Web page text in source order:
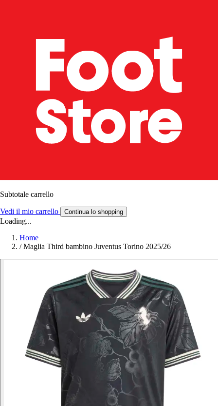
Subtotale carrello
Vedi il mio carrello Continua lo shopping
Loading...
Home
/ Maglia Third bambino Juventus Torino 2025/26